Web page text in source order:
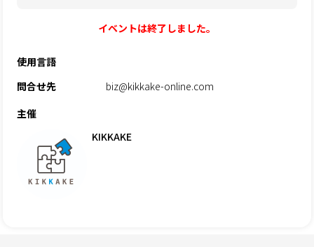
イベントは終了しました。
使用言語
問合せ先
biz@kikkake-online.com
主催
KIKKAKE